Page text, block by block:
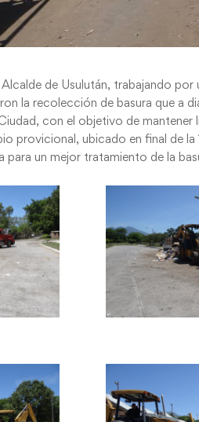
de Usulután, trabajando
la recolección de basura que a
con el objetivo de
provicional, ubicado en final de la
para un mejor tratamiento de la